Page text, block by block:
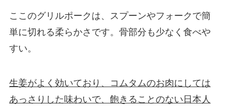
ここのグリルポークは、スプーンやフォークで簡
単に切れる柔らかさです。骨部分も少なく食べや
すい。
生姜がよく効いており、コムタムのお肉にしては
あっさりした味わいで、飽きることのない日本人